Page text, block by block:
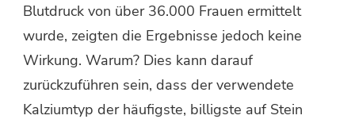
Blutdruck von über 36.000 Frauen ermittelt
wurde, zeigten die Ergebnisse jedoch keine
Wirkung. Warum? Dies kann darauf
zurückzuführen sein, dass der verwendete
Kalziumtyp der häufigste, billigste auf Stein